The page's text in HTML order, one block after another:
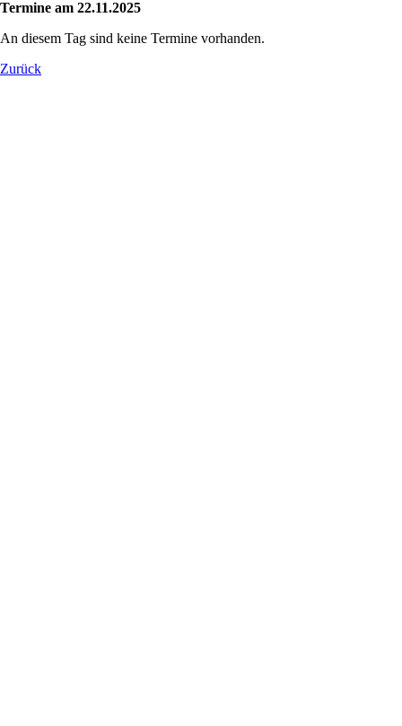
Termine am 22.11.2025
An diesem Tag sind keine Termine vorhanden.
Zurück